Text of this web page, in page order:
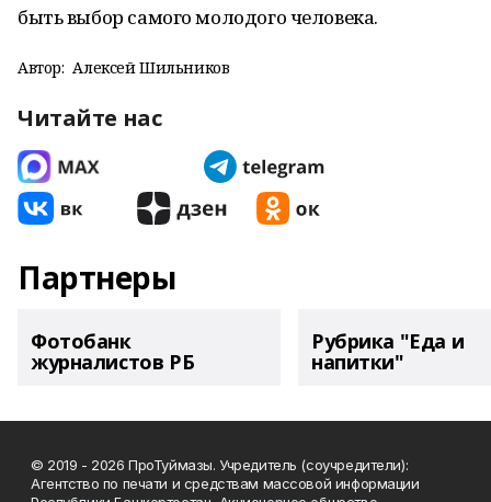
быть выбор самого молодого человека.
Автор: Алексей Шильников
Читайте нас
Партнеры
Фотобанк
журналистов РБ
Рубрика "Еда и
напитки"
© 2019 - 2026 ПроТуймазы. Учредитель (соучредители):
Агентство по печати и средствам массовой информации